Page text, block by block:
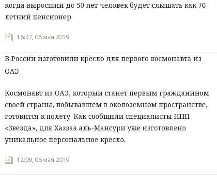
когда выросший до 50 лет человек будет слышать как 70-
летний пенсионер.
16:47, 06 мая 2019
В России изготовили кресло для первого космонавта из
ОАЭ
Космонавт из ОАЭ, который станет первым гражданином
своей страны, побывавшем в околоземном пространстве,
готовится к полету. Как сообщили специалисты НПП
«Звезда», для Хаззаа аль-Мансури уже изготовлено
уникальное персональное кресло.
12:09, 06 мая 2019